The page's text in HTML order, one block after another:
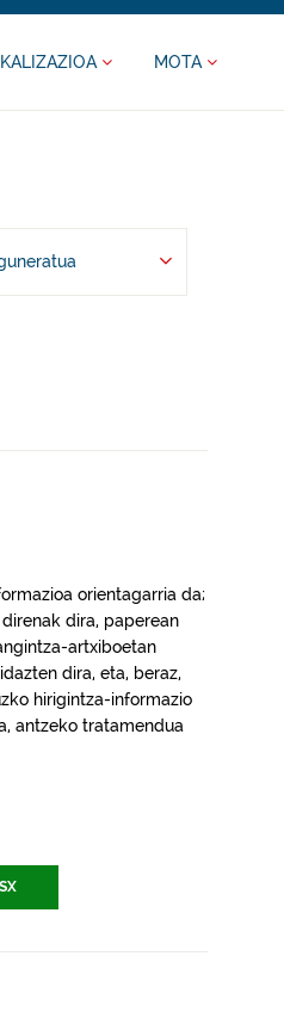
MOTA
orientagarria da;
dira, paperean
artxiboetan
dira, eta, beraz,
hirigintza-informazio
antzeko tratamendua